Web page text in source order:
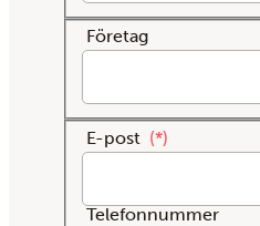
Företag
E-post *
Telefonnummer